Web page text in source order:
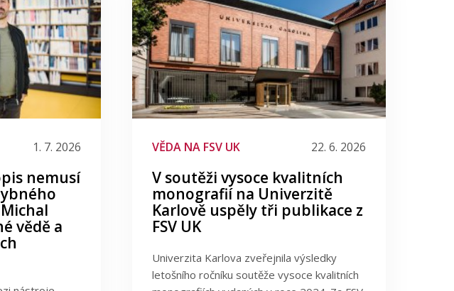
1. 7. 2026
nemusí
vědě a
VĚDA NA FSV UK 22. 6. 2026
V soutěži vysoce kvalitních
monografií na Univerzitě
Karlově uspěly tři publikace z
FSV UK
Univerzita Karlova zveřejnila výsledky
letošního ročníku soutěže vysoce kvalitních